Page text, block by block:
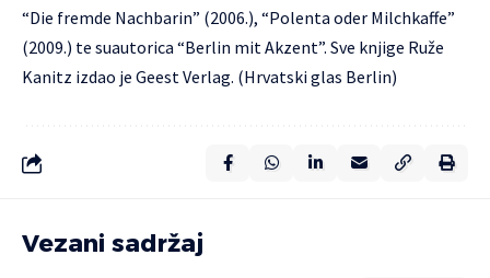
“Die fremde Nachbarin” (2006.), “Polenta oder Milchkaffe”
(2009.) te suautorica “Berlin mit Akzent”. Sve knjige Ruže
Kanitz izdao je Geest Verlag. (Hrvatski glas Berlin)
Vezani sadržaj